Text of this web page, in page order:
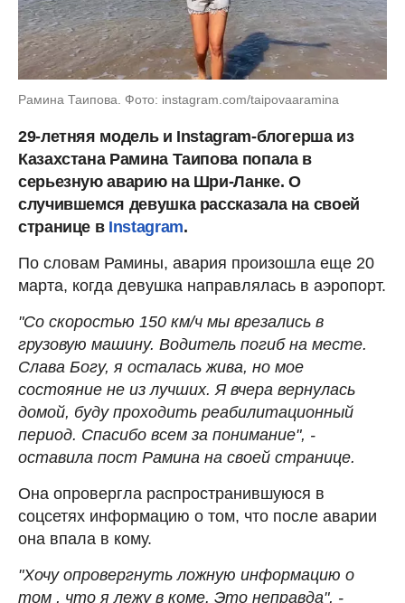
Рамина Таипова. Фото: instagram.com/taipovaaramina
29-летняя модель и Instagram-блогерша из
Казахстана Рамина Таипова попала в
серьезную аварию на Шри-Ланке. О
случившемся девушка рассказала на своей
странице в Instagram.
По словам Рамины, авария произошла еще 20
марта, когда девушка направлялась в аэропорт.
"Со скоростью 150 км/ч мы врезались в
грузовую машину. Водитель погиб на месте.
Слава Богу, я осталась жива, но мое
состояние не из лучших. Я вчера вернулась
домой, буду проходить реабилитационный
период. Спасибо всем за понимание", -
оставила пост Рамина на своей странице.
Она опровергла распространившуюся в
соцсетях информацию о том, что после аварии
она впала в кому.
"Хочу опровергнуть ложную информацию о
том , что я лежу в коме. Это неправда", -